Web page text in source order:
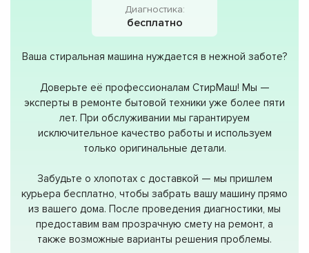
Диагностика:
бесплатно
Ваша стиральная машина нуждается в нежной заботе?
Доверьте её профессионалам СтирМаш! Мы —
эксперты в ремонте бытовой техники уже более пяти
лет. При обслуживании мы гарантируем
исключительное качество работы и используем
только оригинальные детали.
Забудьте о хлопотах с доставкой — мы пришлем
курьера бесплатно, чтобы забрать вашу машину прямо
из вашего дома. После проведения диагностики, мы
предоставим вам прозрачную смету на ремонт, а
также возможные варианты решения проблемы.